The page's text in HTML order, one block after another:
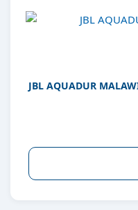
JBL AQUADUR